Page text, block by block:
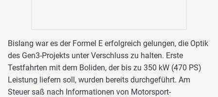
Bislang war es der Formel E erfolgreich gelungen, die Optik
des Gen3-Projekts unter Verschluss zu halten. Erste
Testfahrten mit dem Boliden, der bis zu 350 kW (470 PS)
Leistung liefern soll, wurden bereits durchgeführt. Am
Steuer saß nach Informationen von Motorsport-